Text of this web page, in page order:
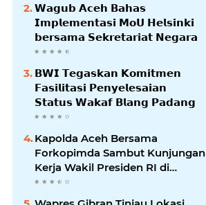
𝗪𝗮𝗴𝘂𝗯 𝗔𝗰𝗲𝗵 𝗕𝗮𝗵𝗮𝘀
𝗜𝗺𝗽𝗹𝗲𝗺𝗲𝗻𝘁𝗮𝘀𝗶 𝗠𝗼𝗨 𝗛𝗲𝗹𝘀𝗶𝗻𝗸𝗶
𝗯𝗲𝗿𝘀𝗮𝗺𝗮 𝗦𝗲𝗸𝗿𝗲𝘁𝗮𝗿𝗶𝗮𝘁 𝗡𝗲𝗴𝗮𝗿𝗮
𝗕𝗪𝗜 𝗧𝗲𝗴𝗮𝘀𝗸𝗮𝗻 𝗞𝗼𝗺𝗶𝘁𝗺𝗲𝗻
𝗙𝗮𝘀𝗶𝗹𝗶𝘁𝗮𝘀𝗶 𝗣𝗲𝗻𝘆𝗲𝗹𝗲𝘀𝗮𝗶𝗮𝗻
𝗦𝘁𝗮𝘁𝘂𝘀 𝗪𝗮𝗸𝗮𝗳 𝗕𝗹𝗮𝗻𝗴 𝗣𝗮𝗱𝗮𝗻𝗴
Kapolda Aceh Bersama
Forkopimda Sambut Kunjungan
Kerja Wakil Presiden RI di
Kabupaten Bireuen